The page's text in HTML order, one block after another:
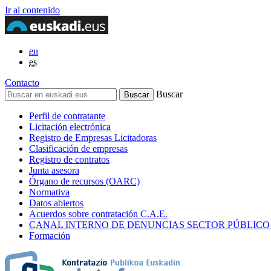
Ir al contenido
eu
es
Contacto
Buscar
Perfil de contratante
Licitación electrónica
Registro de Empresas Licitadoras
Clasificación de empresas
Registro de contratos
Junta asesora
Órgano de recursos (OARC)
Normativa
Datos abiertos
Acuerdos sobre contratación C.A.E.
CANAL INTERNO DE DENUNCIAS SECTOR
Formación